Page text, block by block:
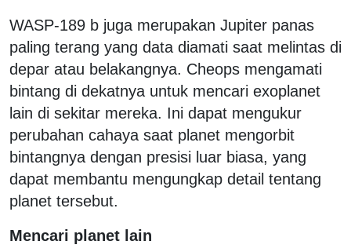
WASP-189 b juga merupakan Jupiter panas
paling terang yang data diamati saat melintas di
depar atau belakangnya. Cheops mengamati
bintang di dekatnya untuk mencari exoplanet
lain di sekitar mereka. Ini dapat mengukur
perubahan cahaya saat planet mengorbit
bintangnya dengan presisi luar biasa, yang
dapat membantu mengungkap detail tentang
planet tersebut.
Mencari planet lain